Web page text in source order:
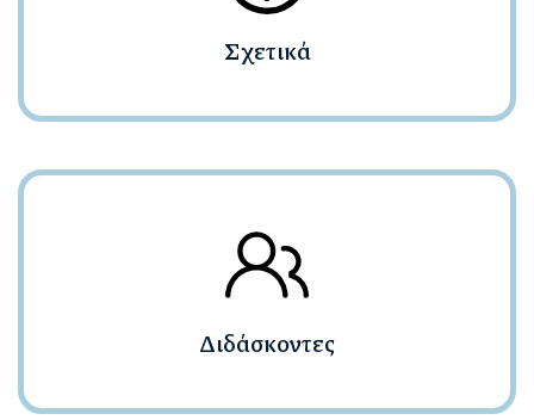
Σχετικά
Διδάσκοντες